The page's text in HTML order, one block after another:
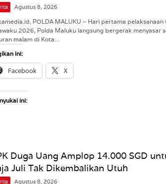
Agustus 8, 2026
POLDA MALUKU – Hari pertama
2026, Polda Maluku langsung bergerak menyasar
malam di Kota…
ini:
Facebook X
ini:
Duga Uang Amplop 14.000 SGD
Juli Tak Dikembalikan Utuh
Agustus 8, 2026